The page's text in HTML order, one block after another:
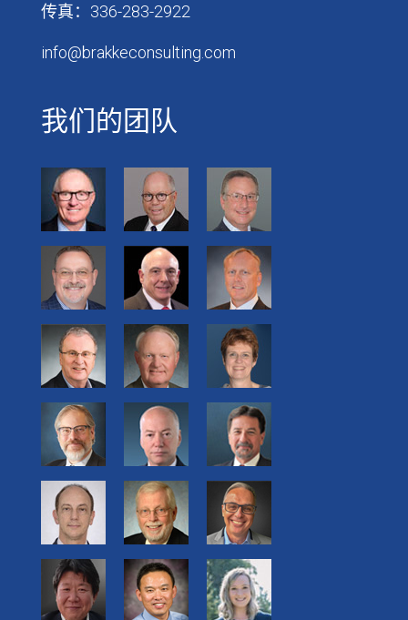
传真：336-283-2922
info@brakkeconsulting.com
我们的团队